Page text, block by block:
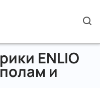
ENLIO
и